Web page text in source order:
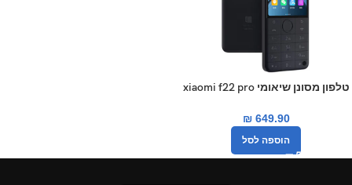
טלפון מסונן שיאומי xiaomi f22 pro
₪649.90
הוספה לסל